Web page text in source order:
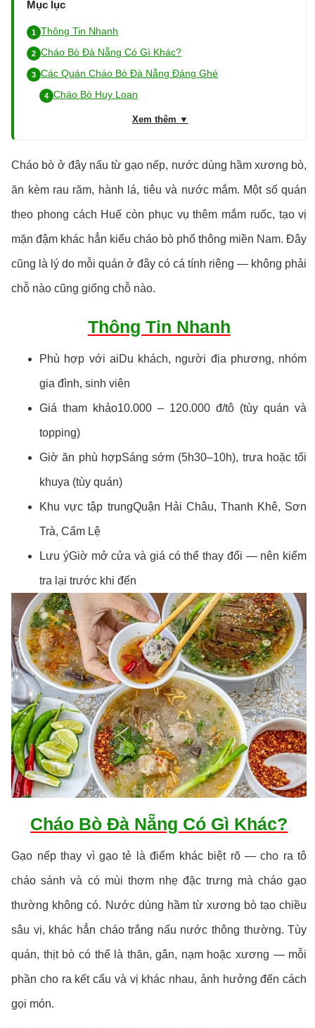
Mục lục
Thông Tin Nhanh
Cháo Bò Đà Nẵng Có Gì Khác?
Các Quán Cháo Bò Đà Nẵng Đáng Ghé
Cháo Bò Huy Loan
Xem thêm ▼
Cháo bò ở đây nấu từ gạo nếp, nước dùng hầm xương bò,
ăn kèm rau răm, hành lá, tiêu và nước mắm. Một số quán
theo phong cách Huế còn phục vụ thêm mắm ruốc, tạo vị
mặn đậm khác hẳn kiểu cháo bò phổ thông miền Nam. Đây
cũng là lý do mỗi quán ở đây có cá tính riêng — không phải
chỗ nào cũng giống chỗ nào.
Thông Tin Nhanh
Phù hợp với aiDu khách, người địa phương, nhóm
gia đình, sinh viên
Giá tham khảo10.000 – 120.000 đ/tô (tùy quán và
topping)
Giờ ăn phù hợpSáng sớm (5h30–10h), trưa hoặc tối
khuya (tùy quán)
Khu vực tập trungQuận Hải Châu, Thanh Khê, Sơn
Trà, Cẩm Lệ
Lưu ýGiờ mở cửa và giá có thể thay đổi — nên kiểm
tra lại trước khi đến
Cháo Bò Đà Nẵng Có Gì Khác?
Gạo nếp thay vì gạo tẻ là điểm khác biệt rõ — cho ra tô
cháo sánh và có mùi thơm nhẹ đặc trưng mà cháo gạo
thường không có. Nước dùng hầm từ xương bò tạo chiều
sâu vị, khác hẳn cháo trắng nấu nước thông thường. Tùy
quán, thịt bò có thể là thăn, gân, nạm hoặc xương — mỗi
phần cho ra kết cấu và vị khác nhau, ảnh hưởng đến cách
gọi món.